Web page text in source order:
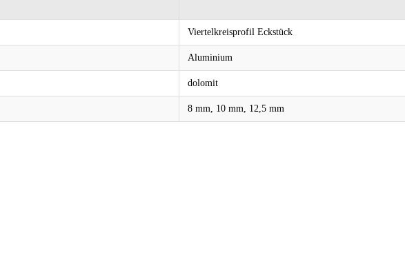
Viertelkreisprofil Eckstück
Aluminium
dolomit
8 mm, 10 mm, 12,5 mm